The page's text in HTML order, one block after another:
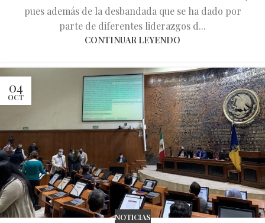
pues además de la desbandada que se ha dado por
parte de diferentes liderazgos d...
CONTINUAR LEYENDO
04
OCT
NOTICIAS